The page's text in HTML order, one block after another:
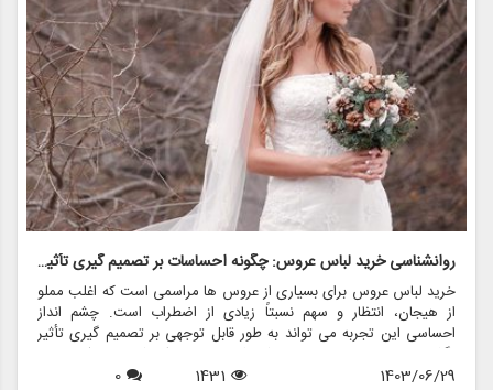
روانشناسی خرید لباس عروس: چگونه احساسات بر تصمیم گیری تأثیر می گذارد
خرید لباس عروس برای بسیاری از عروس ها مراسمی است که اغلب مملو
از هیجان، انتظار و سهم نسبتاً زیادی از اضطراب است. چشم انداز
احساسی این تجربه می تواند به طور قابل توجهی بر تصمیم گیری تأثیر
بگذارد و منجر به انتخاب هایی شود که نه تنها سبک شخصی بلکه عوامل
روانی عمیق تری را نیز منعکس می کند. در این مقاله، روانشناسی خرید
1403/06/29
1431
0